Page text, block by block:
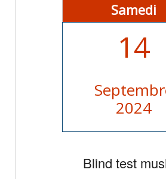
Samedi
14
2024
Blind test